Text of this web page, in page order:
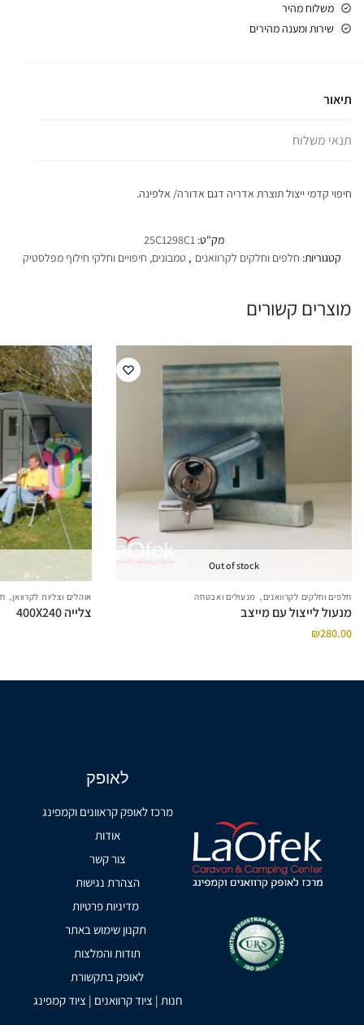
משלוח מהיר
שירות ומענה מהירים
תיאור
תנאי משלוח
חיפוי קדמי ייצול תוצרת אדריה דגם אדורה/ אלפינה.
מק"ט: 25C1298C1
קטגוריות: חלפים וחלקים לקרוואנים , טמבונים, חיפויים וחלקי חילוף מפלסטיק
מוצרים קשורים
Out of stock
חלפים וחלקים לקרוואנים, מנעולים ואבטחה
מנעול לייצול עם מייצב
₪280.00
אוהלים וצליות לקרוואן,
צלייה 400X240
לאופק
מרכז לאופק קראוונים וקמפינג
אודות
צור קשר
הצהרת נגישות
מדיניות פרטיות
תקנון שימוש באתר
תודות והמלצות
לאופק בתקשורת
חנות | ציוד קרוואנים | ציוד קמפינג